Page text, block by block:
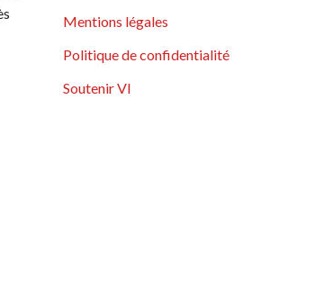
Mentions légales
Politique de confidentialité
Soutenir VI